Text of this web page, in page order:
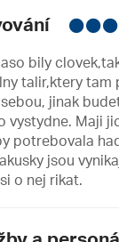
bily
talir,ktery tam
jinak
vystydne. Maji
potrebovala
jsou
o nej rikat.